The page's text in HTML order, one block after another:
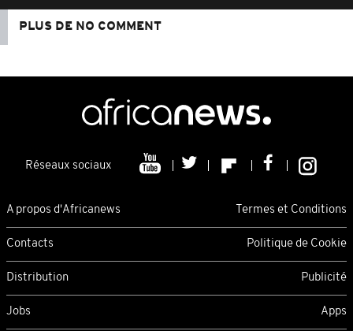
PLUS DE NO COMMENT
Réseaux sociaux
A propos d'Africanews Termes et Conditions
Contacts Politique de Cookie
Distribution Publicité
Jobs Apps